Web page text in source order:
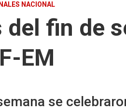
NACIONAL
del fin de
EM
se